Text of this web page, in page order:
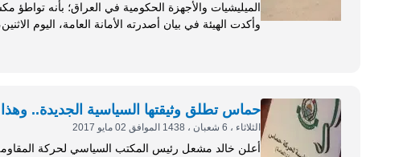
الميليشيات والأجهزة الحكومية في العراق؛ بأنه تواطؤ
وأكدت الهيئة في بيان أصدرته الأمانة العامة، اليوم
حماس تطلق وثيقتها السياسية الجديدة.. وهذا
الثلاثاء ، 6 شعبان ، 1438 الموافق 02 مايو 2017
أعلن خالد مشعل رئيس المكتب السياسي لحركة